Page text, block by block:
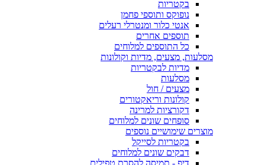
בקטריות
נופוקס ותוספי פחמן
אנטי כלור ומנטרלי רעלים
תוספים אחרים
כל התוספים למלוחים
מסלעות, מצעים, מדיות וקולונות
מדיות לבקטריות
מסלעות
מצעים / חול
קולונות וריאקטורים
דקורציות למרינה
סופחים שונים למלוחים
מוצרים שימושיים נוספים
בקטריות לסייקל
דבקים שונים למלוחים
דיפ - תמיסה להסרת טפילים